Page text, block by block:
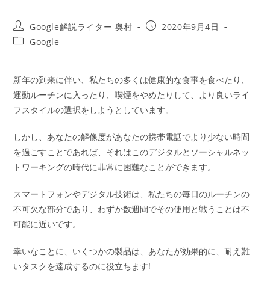
投
稿
者:
Google解説ライター 奥村
投
2020年9月4日
投
テ
ゴ
リ
ー:
Google
新年の到来に伴い、私たちの多くは健康的な食事を食べたり、
運動ルーチンに入ったり、喫煙をやめたりして、より良いライ
フスタイルの選択をしようとしています。
しかし、あなたの解像度があなたの携帯電話でより少ない時間
を過ごすことであれば、それはこのデジタルとソーシャルネッ
トワーキングの時代に非常に困難なことができます。
スマートフォンやデジタル技術は、私たちの毎日のルーチンの
不可欠な部分であり、わずか数週間でその使用と戦うことは不
可能に近いです。
幸いなことに、いくつかの製品は、あなたが効果的に、耐え難
いタスクを達成するのに役立ちます!